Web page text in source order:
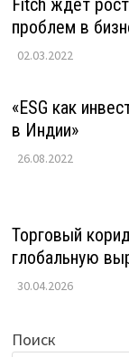
Fitch ждет
проблем в
02.03.2022
«ESG как
в Индии»
26.08.2022
Торговый
глобальную
30.04.2026
Поиск